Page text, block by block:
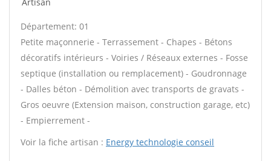
Département: 01
Petite maçonnerie - Terrassement - Chapes - Bétons
décoratifs intérieurs - Voiries / Réseaux externes - Fosse
septique (installation ou remplacement) - Goudronnage
- Dalles béton - Démolition avec transports de gravats -
Gros oeuvre (Extension maison, construction garage, etc)
- Empierrement -
Voir la fiche artisan : Energy technologie conseil